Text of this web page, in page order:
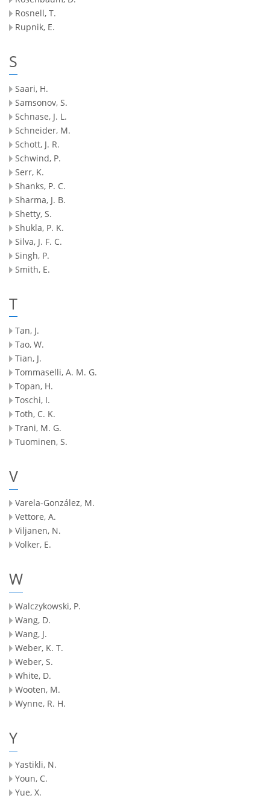
Rosnell, T.
Rupnik, E.
S
Saari, H.
Samsonov, S.
Schnase, J. L.
Schneider, M.
Schott, J. R.
Schwind, P.
Serr, K.
Shanks, P. C.
Sharma, J. B.
Shetty, S.
Shukla, P. K.
Silva, J. F. C.
Singh, P.
Smith, E.
T
Tan, J.
Tao, W.
Tian, J.
Tommaselli, A. M. G.
Topan, H.
Toschi, I.
Toth, C. K.
Trani, M. G.
Tuominen, S.
V
Varela-González, M.
Vettore, A.
Viljanen, N.
Volker, E.
W
Walczykowski, P.
Wang, D.
Wang, J.
Weber, K. T.
Weber, S.
White, D.
Wooten, M.
Wynne, R. H.
Y
Yastikli, N.
Youn, C.
Yue, X.